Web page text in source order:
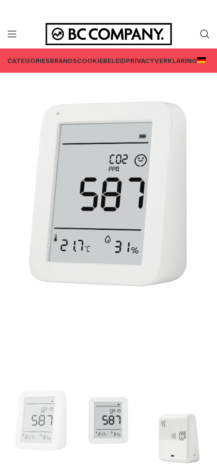
CATEGORIESBRANDSCOOKIEBELEIDPRIVACYVERKLARING